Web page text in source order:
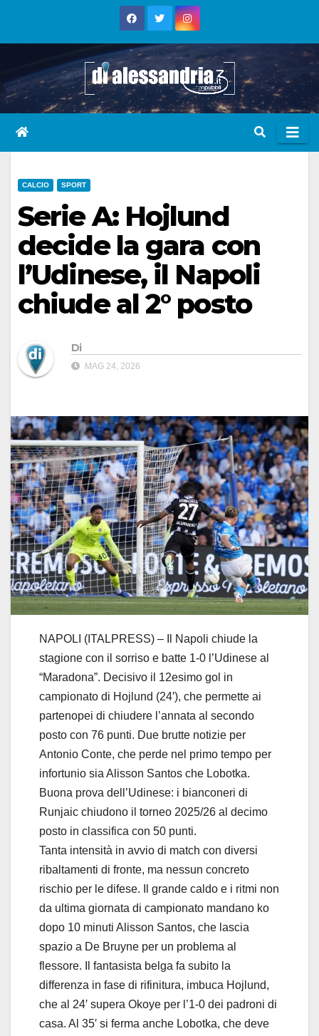
CALCIO SPORT
Serie A: Hojlund
decide la gara con
l’Udinese, il Napoli
chiude al 2° posto
Di
MAG 24, 2026
NAPOLI (ITALPRESS) – Il Napoli chiude la
stagione con il sorriso e batte 1-0 l’Udinese al
“Maradona”. Decisivo il 12esimo gol in
campionato di Hojlund (24′), che permette ai
partenopei di chiudere l’annata al secondo
posto con 76 punti. Due brutte notizie per
Antonio Conte, che perde nel primo tempo per
infortunio sia Alisson Santos che Lobotka.
Buona prova dell’Udinese: i bianconeri di
Runjaic chiudono il torneo 2025/26 al decimo
posto in classifica con 50 punti.
Tanta intensità in avvio di match con diversi
ribaltamenti di fronte, ma nessun concreto
rischio per le difese. Il grande caldo e i ritmi non
da ultima giornata di campionato mandano ko
dopo 10 minuti Alisson Santos, che lascia
spazio a De Bruyne per un problema al
flessore. Il fantasista belga fa subito la
differenza in fase di rifinitura, imbuca Hojlund,
che al 24′ supera Okoye per l’1-0 dei padroni di
casa. Al 35′ si ferma anche Lobotka, che deve